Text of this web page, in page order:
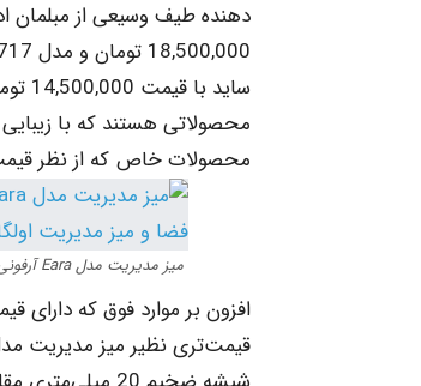
محصولاتی هستند که با
محصولات خاص که از نظر
افزون بر موارد فوق که دارای